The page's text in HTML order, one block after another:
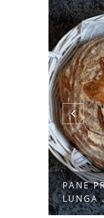
PANE
CON